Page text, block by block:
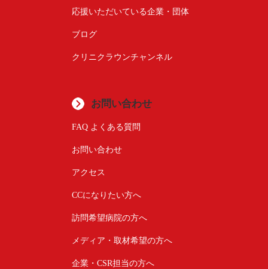
応援いただいている企業・団体
ブログ
クリニクラウンチャンネル
お問い合わせ
FAQ よくある質問
お問い合わせ
アクセス
CCになりたい方へ
訪問希望病院の方へ
メディア・取材希望の方へ
企業・CSR担当の方へ